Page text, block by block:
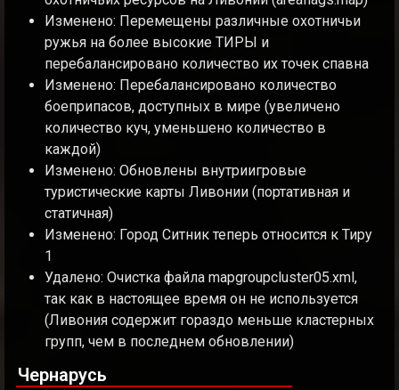
Изменено: Перемещены различные охотничьи
ружья на более высокие ТИРЫ и
перебалансировано количество их точек спавна
Изменено: Перебалансировано количество
боеприпасов, доступных в мире (увеличено
количество куч, уменьшено количество в
каждой)
Изменено: Обновлены внутриигровые
туристические карты Ливонии (портативная и
статичная)
Изменено: Город Ситник теперь относится к Тиру
1
Удалено: Очистка файла mapgroupcluster05.xml,
так как в настоящее время он не используется
(Ливония содержит гораздо меньше кластерных
групп, чем в последнем обновлении)
Чернарусь